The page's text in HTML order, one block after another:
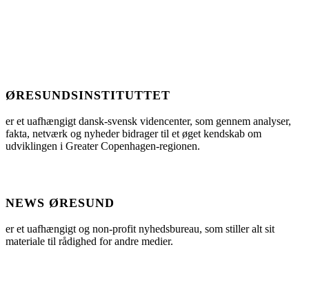
ØRESUNDSINSTITUTTET
er et uafhængigt dansk-svensk videncenter, som gennem analyser,
fakta, netværk og nyheder bidrager til et øget kendskab om
udviklingen i Greater Copenhagen-regionen.
NEWS ØRESUND
er et uafhængigt og non-profit nyhedsbureau, som stiller alt sit
materiale til rådighed for andre medier.